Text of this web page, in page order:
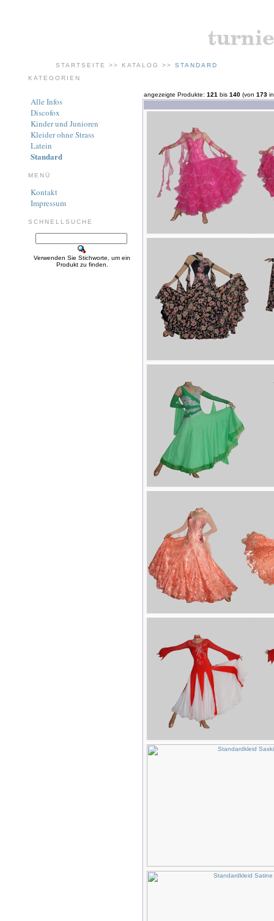
STARTSEITE >> KATALOG >> STANDARD
KATEGORIEN
Alle Infos
Discofox
Kinder und Junioren
Kleider ohne Strass
Latein
Standard
MENÜ
Kontakt
Impressum
SCHNELLSUCHE
Verwenden Sie Stichworte, um ein
Produkt zu finden.
angezeigte Produkte: 121 bis 140 (von 173